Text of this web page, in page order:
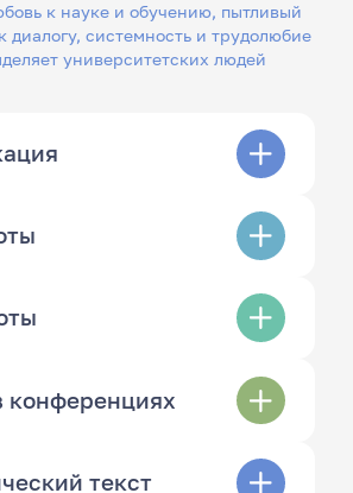
к науке и обучению, пытливый
университетских людей
конференциях
текст